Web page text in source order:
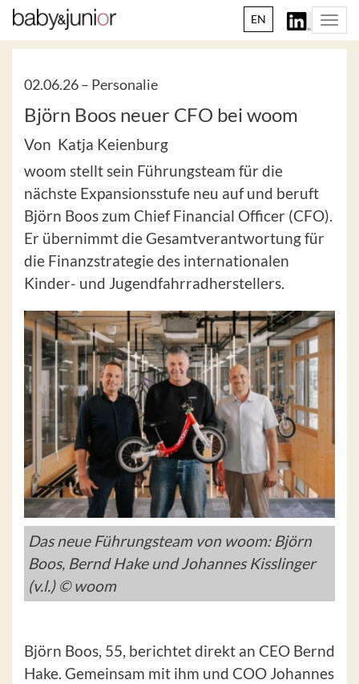
EN
02.06.26 – Personalie
Björn Boos neuer CFO bei woom
Von Katja Keienburg
woom stellt sein Führungsteam für die
nächste Expansionsstufe neu auf und beruft
Björn Boos zum Chief Financial Officer (CFO).
Er übernimmt die Gesamtverantwortung für
die Finanzstrategie des internationalen
Kinder- und Jugendfahrradherstellers.
Das neue Führungsteam von woom: Björn
Boos, Bernd Hake und Johannes Kisslinger
(v.l.) © woom
Björn Boos, 55, berichtet direkt an CEO Bernd
Hake. Gemeinsam mit ihm und COO Johannes